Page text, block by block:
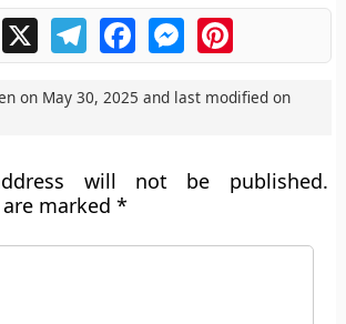
X TelegramFacebookMessengerPinterest
on May 30, 2025 and last modified on
will not be published.
are marked*